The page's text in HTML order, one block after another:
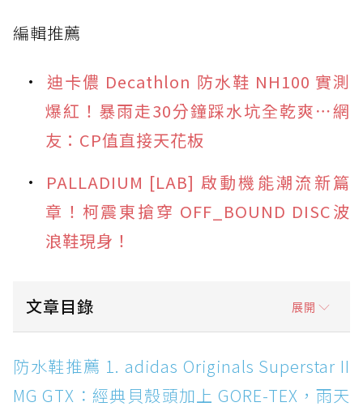
編輯推薦
迪卡儂 Decathlon 防水鞋 NH100 實測
爆紅！暴雨走30分鐘踩水坑全乾爽⋯網
友：CP值直接天花板
PALLADIUM [LAB] 啟動機能潮流新篇
章！柯震東搶穿 OFF_BOUND DISC波
浪鞋現身！
文章目錄 展開
防水鞋推薦 1. adidas Originals Superstar II
MG GTX：經典貝殼頭加上 GORE-TEX，雨天街
頭穿搭神鞋
防水鞋推薦 1. adidas Originals Superstar II
MG GTX：經典貝殼頭加上 GORE-TEX，雨天